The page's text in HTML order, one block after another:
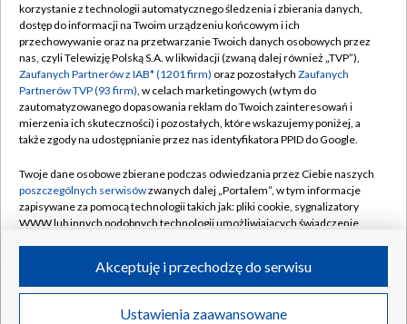
TVP
Abonament TVP
Emisja w TVP
Centrum informacji TVP
Naziemna Telewizja Cyfrowa
Rada Programowa
System NOS
Informacje o nadawcy
Program dla prasy
Regulamin TVP
Polityka prywatności
Moje zgody
Pomoc
Kontakt
Kanały
©2026 Telewizja Polska S.A. w likwidacji
korzystanie z technologii automatycznego śledzenia i zbierania danych,
dostęp do informacji na Twoim urządzeniu końcowym i ich
przechowywanie oraz na przetwarzanie Twoich danych osobowych przez
nas, czyli Telewizję Polską S.A. w likwidacji (zwaną dalej również „TVP”),
Zaufanych Partnerów z IAB* (1201 firm) oraz pozostałych Zaufanych
Partnerów TVP (93 firm), w celach marketingowych (w tym do
zautomatyzowanego dopasowania reklam do Twoich zainteresowań i
mierzenia ich skuteczności) i pozostałych, które wskazujemy poniżej, a
także zgody na udostępnianie przez nas identyfikatora PPID do Google.
Twoje dane osobowe zbierane podczas odwiedzania przez Ciebie naszych
poszczególnych serwisówzwanych dalej „Portalem”, w tym informacje
zapisywane za pomocą technologii takich jak: pliki cookie, sygnalizatory
WWW lub innych podobnych technologii umożliwiających świadczenie
ruchu w Internecie.
Twoje dane osobowe zbierane podczas odwiedzania przez Ciebie
Ustawienia zaawansowane
Akceptuję i przechodzę do serwisu